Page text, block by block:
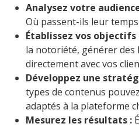
Analysez votre
Où passent-ils leur
Établissez vos objectifs
la notoriété, générer des
directement avec vos
Développez une
types de contenus
adaptés à la plateforme
Mesurez les résultats :